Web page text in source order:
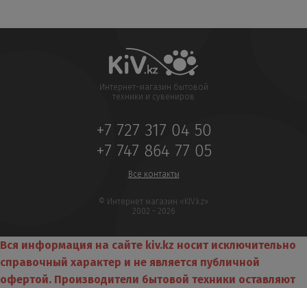
Интернет-магазин бытовой
техники и сувениров
+7 727 317 04 50
+7 747 864 77 05
Все контакты
© Интернет магазин «KIV.kz»
2002 - 2026
Вся информация на сайте kiv.kz носит исключительно
справочный характер и не является публичной
офертой. Производители бытовой техники оставляют